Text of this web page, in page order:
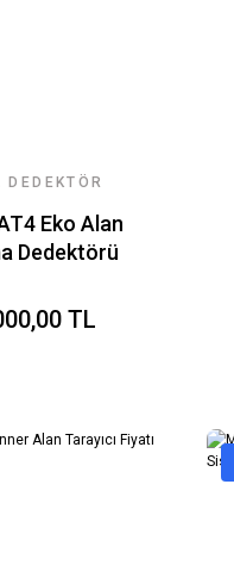
DEDEKTÖR
Eko Alan
Dedektörü
TL